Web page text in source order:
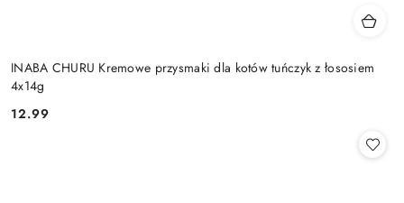
INABA CHURU Kremowe przysmaki dla kotów tuńczyk z łososiem
4x14g
Cena:
12.99